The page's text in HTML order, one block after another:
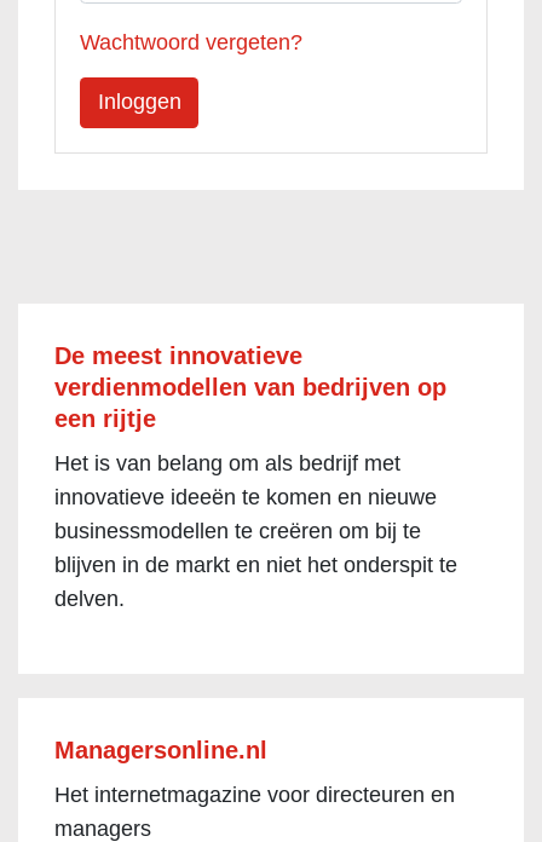
Wachtwoord vergeten?
De meest innovatieve
verdienmodellen van bedrijven op
een rijtje
Het is van belang om als bedrijf met
innovatieve ideeën te komen en nieuwe
businessmodellen te creëren om bij te
blijven in de markt en niet het onderspit te
delven.
Managersonline.nl
Het internetmagazine voor directeuren en
managers